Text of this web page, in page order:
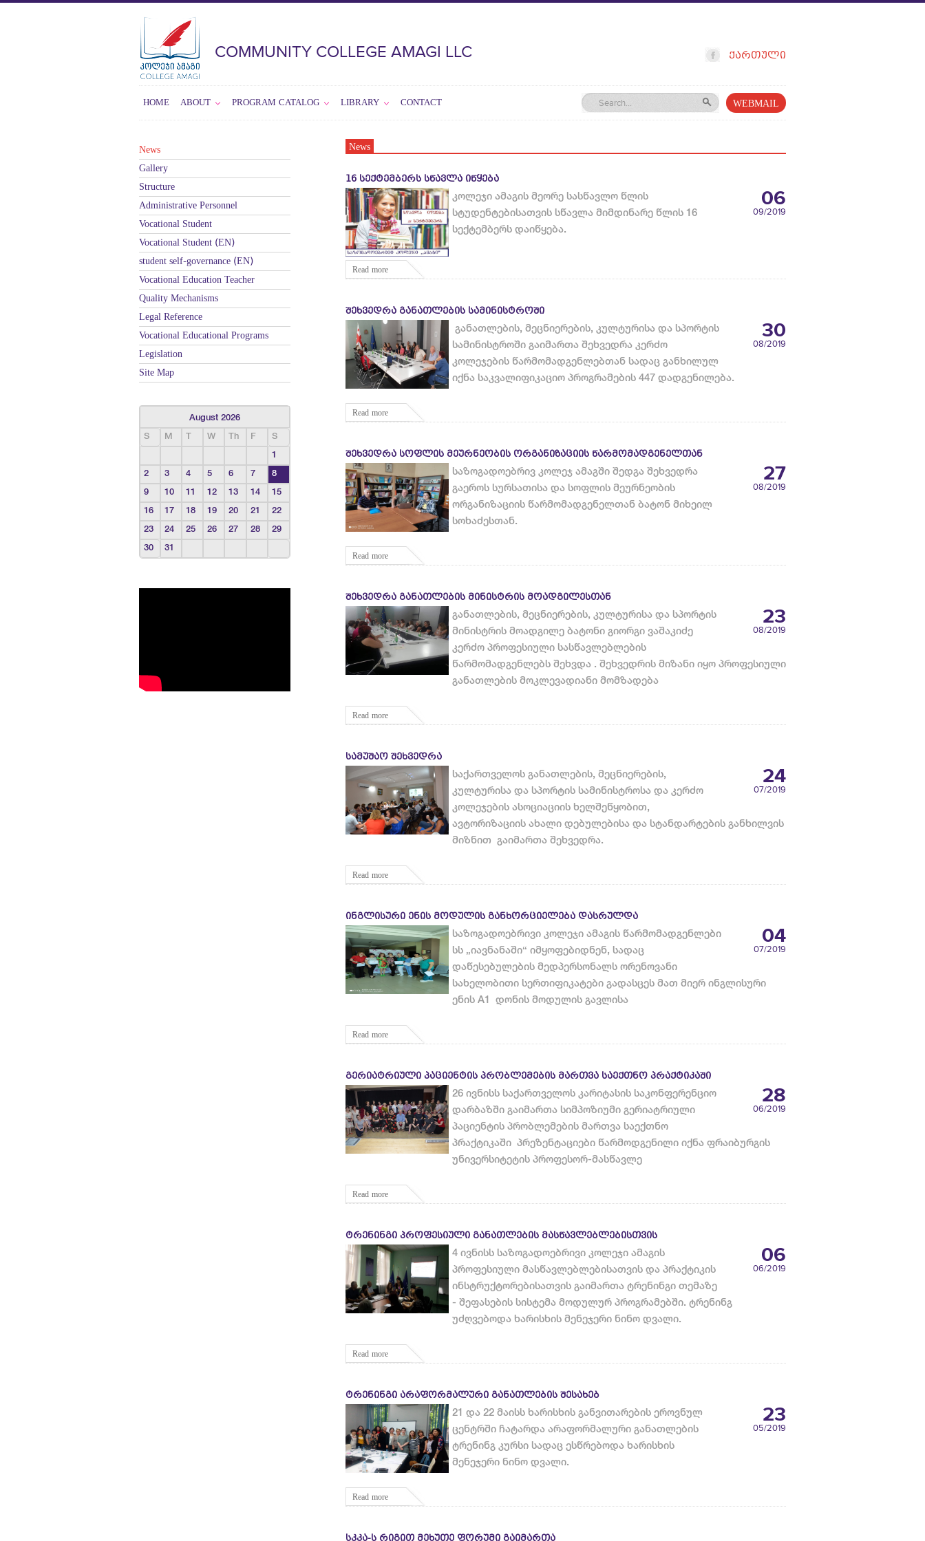
COMMUNITY COLLEGE AMAGI LLC ᲥᲐᲠᲗᲣᲚᲘ
HOME ABOUT PROGRAM CATALOG LIBRARY CONTACT WEBMAIL
News
16 ᲡᲔᲥᲢᲔᲛᲑᲔᲠᲡ ᲡᲬᲐᲕᲚᲐ ᲘᲬᲧᲔᲑᲐ
06
/2019
09
კოლეჯი ამაგის მეორე სასწავლო წლის
სტუდენტებისათვის სწავლა მიმდინარე წლის 16
სექტემბერს დაიწყება.
Read more
ᲨᲔᲮᲕᲔᲓᲠᲐ ᲒᲐᲜᲐᲗᲚᲔᲑᲘᲡ ᲡᲐᲛᲘᲜᲘᲡᲢᲠᲝᲨᲘ
30
/2019
08
განათლების, მეცნიერების, კულტურისა და სპორტის
სამინისტროში გაიმართა შეხვედრა კერძო
კოლეჯების წარმომადგენლებთან სადაც განხილულ
იქნა საკვალიფიკაციო პროგრამების 447 დადგენილება.
Read more
ᲨᲔᲮᲕᲔᲓᲠᲐ ᲡᲝᲤᲚᲘᲡ ᲛᲔᲣᲠᲜᲔᲝᲑᲘᲡ ᲝᲠᲒᲐᲜᲘᲖᲐᲪᲘᲘᲡ ᲬᲐᲠᲛᲝᲛᲐᲓᲒᲔᲜᲔᲚᲗᲐᲜ
27
/2019
08
საზოგადოებრივ კოლეჯ ამაგში შედგა შეხვედრა
გაეროს სურსათისა და სოფლის მეურნეობის
ორგანიზაციის წარმომადგენელთან ბატონ მიხეილ
სოხაძესთან.
Read more
ᲨᲔᲮᲕᲔᲓᲠᲐ ᲒᲐᲜᲐᲗᲚᲔᲑᲘᲡ ᲛᲘᲜᲘᲡᲢᲠᲘᲡ ᲛᲝᲐᲓᲒᲘᲚᲔᲡᲗᲐᲜ
23
/2019
08
განათლების, მეცნიერების, კულტურისა და სპორტის
მინისტრის მოადგილე ბატონი გიორგი ვაშაკიძე
კერძო პროფესიული სასწავლებლების
წარმომადგენლებს შეხვდა . შეხვედრის მიზანი იყო პროფესიული
განათლების მოკლევადიანი მომზადება
Read more
ᲡᲐᲛᲣᲨᲐᲝ ᲨᲔᲮᲕᲔᲓᲠᲐ
24
/2019
07
საქართველოს განათლების, მეცნიერების,
კულტურისა და სპორტის სამინისტროსა და კერძო
კოლეჯების ასოციაციის ხელშეწყობით,
ავტორიზაციის ახალი დებულებისა და სტანდარტების განხილვის
მიზნით გაიმართა შეხვედრა.
Read more
ᲘᲜᲒᲚᲘᲡᲣᲠᲘ ᲔᲜᲘᲡ ᲛᲝᲓᲣᲚᲘᲡ ᲒᲐᲜᲮᲝᲠᲪᲘᲔᲚᲔᲑᲐ ᲓᲐᲡᲠᲣᲚᲓᲐ
04
/2019
07
საზოგადოებრივი კოლეჯი ამაგის წარმომადგენლები
სს „იავნანაში“ იმყოფებიდნენ, სადაც
დაწესებულების მედპერსონალს ორენოვანი
სახელობითი სერთიფიკატები გადასცეს მათ მიერ ინგლისური
ენის A1 დონის მოდულის გავლისა
Read more
ᲒᲔᲠᲘᲐᲢᲠᲘᲣᲚᲘ ᲞᲐᲪᲘᲔᲜᲢᲘᲡ ᲞᲠᲝᲑᲚᲔᲛᲔᲑᲘᲡ ᲛᲐᲠᲗᲕᲐ ᲡᲐᲔᲥᲗᲜᲝ ᲞᲠᲐᲥᲢᲘᲙᲐᲨᲘ
28
/2019
06
26 ივნისს საქართველოს კარიტასის საკონფერენციო
დარბაზში გაიმართა სიმპოზიუმი გერიატრიული
პაციენტის პრობლემების მართვა საექთნო
პრაქტიკაში პრეზენტაციები წარმოდგენილი იქნა ფრაიბურგის
უნივერსიტეტის პროფესორ-მასწავლე
Read more
ᲢᲠᲔᲜᲘᲜᲒᲘ ᲞᲠᲝᲤᲔᲡᲘᲣᲚᲘ ᲒᲐᲜᲐᲗᲚᲔᲑᲘᲡ ᲛᲐᲡᲬᲐᲕᲚᲔᲑᲚᲔᲑᲘᲡᲗᲕᲘᲡ
06
/2019
06
4 ივნისს საზოგადოებრივი კოლეჯი ამაგის
პროფესიული მასწავლებლებისათვის და პრაქტიკის
ინსტრუქტორებისათვის გაიმართა ტრენინგი თემაზე
- შეფასების სისტემა მოდულურ პროგრამებში. ტრენინგ
უძღვებოდა ხარისხის მენეჯერი ნინო დვალი.
Read more
ᲢᲠᲔᲜᲘᲜᲒᲘ ᲐᲠᲐᲤᲝᲠᲛᲐᲚᲣᲠᲘ ᲒᲐᲜᲐᲗᲚᲔᲑᲘᲡ ᲨᲔᲡᲐᲮᲔᲑ
23
/2019
05
21 და 22 მაისს ხარისხის განვითარების ეროვნულ
ცენტრში ჩატარდა არაფორმალური განათლების
ტრენინგ კურსი სადაც ესწრებოდა ხარისხის
მენეჯერი ნინო დვალი.
Read more
ᲡᲙᲙᲐ-Ს ᲠᲘᲒᲘᲗ ᲛᲔᲮᲣᲗᲔ ᲤᲝᲠᲣᲛᲘ ᲒᲐᲘᲛᲐᲠᲗᲐ
News
Gallery
Structure
Administrative Personnel
Vocational Student
Vocational Student (EN)
student self-governance (EN)
Vocational Education Teacher
Quality Mechanisms
Legal Reference
Vocational Educational Programs
Legislation
Site Map
August 2026
S
M T W Th F
S
1
2
3 4 5 6 7
8
9
10 11 12 13 14
15
16
17 18 19 20 21
22
23
24 25 26 27 28
29
30
31